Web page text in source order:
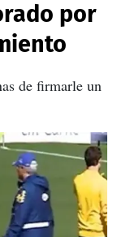
por
de firmarle un